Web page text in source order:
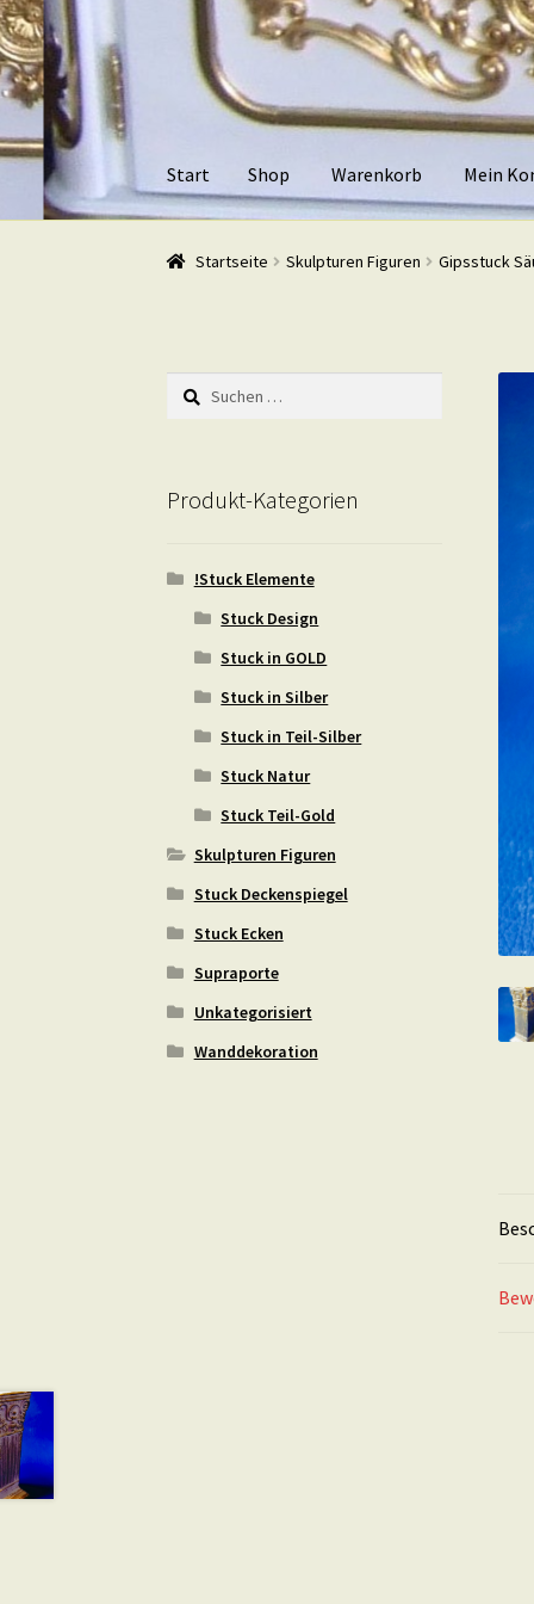
Zur
Navigation
springen
Zum
Inhalt
springen
Start Shop Warenkorb Mein
Start ShopWarenkorb Mein Konto Kasse
Startseite Skulpturen Figuren Gipsstuck
Suchen
nach:
Produkt-Kategorien
!Stuck Elemente
Stuck Design
Stuck in GOLD
Stuck in Silber
Stuck in Teil-Silber
Stuck Natur
Stuck Teil-Gold
Skulpturen Figuren
Stuck Deckenspiegel
Stuck Ecken
Supraporte
Unkategorisiert
Wanddekoration